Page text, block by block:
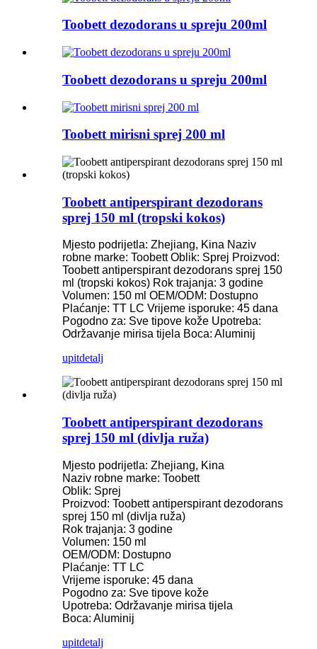
Toobett dezodorans u spreju 200ml
Toobett dezodorans u spreju 200ml
Toobett mirisni sprej 200 ml
Toobett antiperspirant dezodorans
sprej 150 ml (tropski kokos)
Mjesto podrijetla: Zhejiang, Kina Naziv
robne marke: Toobett Oblik: Sprej Proizvod:
Toobett antiperspirant dezodorans sprej 150
ml (tropski kokos) Rok trajanja: 3 godine
Volumen: 150 ml OEM/ODM: Dostupno
Plaćanje: TT LC Vrijeme isporuke: 45 dana
Pogodno za: Sve tipove kože Upotreba:
Održavanje mirisa tijela Boca: Aluminij
upitdetalj
Toobett antiperspirant dezodorans
sprej 150 ml (divlja ruža)
Mjesto podrijetla: Zhejiang, Kina
Naziv robne marke: Toobett
Oblik: Sprej
Proizvod: Toobett antiperspirant dezodorans
sprej 150 ml (divlja ruža)
Rok trajanja: 3 godine
Volumen: 150 ml
OEM/ODM: Dostupno
Plaćanje: TT LC
Vrijeme isporuke: 45 dana
Pogodno za: Sve tipove kože
Upotreba: Održavanje mirisa tijela
Boca: Aluminij
upitdetalj